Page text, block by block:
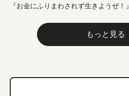
『お金にふりまわされず生きようぜ！
もっと見る